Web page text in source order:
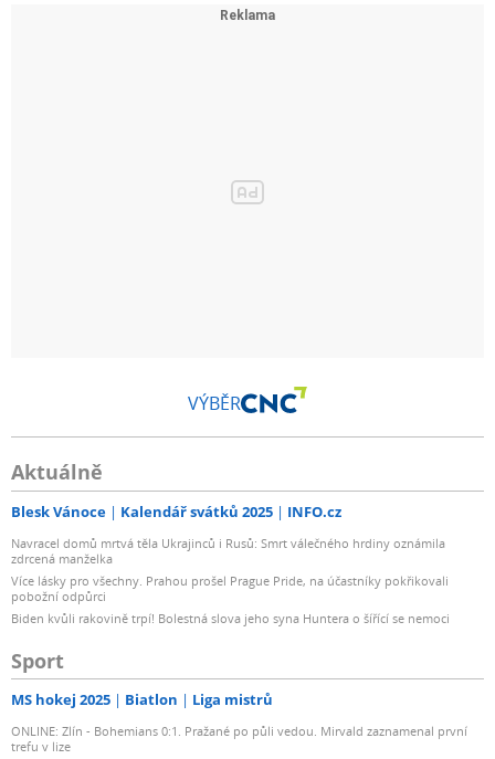
VÝBĚR
Aktuálně
Blesk Vánoce Kalendář svátků 2025 INFO.cz
Navracel domů mrtvá těla Ukrajinců i Rusů: Smrt válečného hrdiny oznámila
zdrcená manželka
Více lásky pro všechny. Prahou prošel Prague Pride, na účastníky pokřikovali
pobožní odpůrci
Biden kvůli rakovině trpí! Bolestná slova jeho syna Huntera o šířící se nemoci
Sport
MS hokej 2025 Biatlon Liga mistrů
ONLINE: Zlín - Bohemians 0:1. Pražané po půli vedou. Mirvald zaznamenal první
trefu v lize